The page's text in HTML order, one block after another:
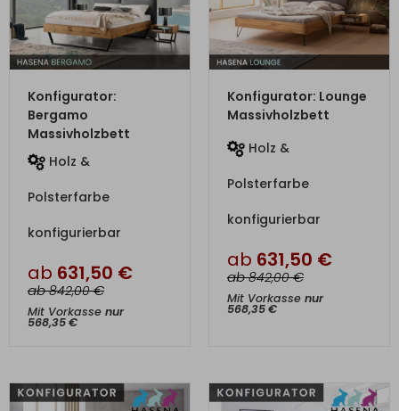
ZUM PRODUKT
Konfigurator:
Bergamo
Massivholzbett
Holz &
Polsterfarbe
konfigurierbar
ab 631,50 €
ab 842,00€
Mit Vorkasse nur
568,35€
ZUM PRODUKT
Konfigurator: Lounge
Massivholzbett
Holz &
Polsterfarbe
konfigurierbar
ab 631,50 €
ab 842,00€
Mit Vorkasse nur
568,35€